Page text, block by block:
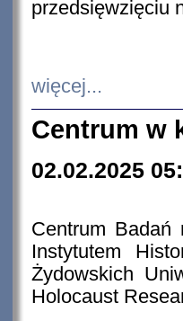
przedsięwzięciu
więcej...
Centrum w
02.02.2025
Centrum Badań
Instytutem
Żydowskich
Holocaust